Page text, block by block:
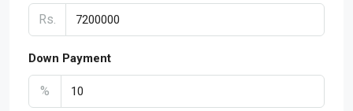
Rs.
Down Payment
%